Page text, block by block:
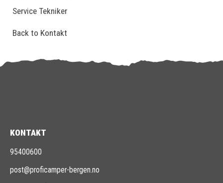
Service Tekniker
Back to Kontakt
KONTAKT
95400600
post@proficamper-bergen.no